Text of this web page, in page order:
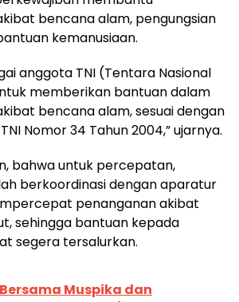
bencana alam, pengungsian
kemanusiaan.
anggota TNI (Tentara Nasional
memberikan bantuan dalam
bencana alam, sesuai dengan
Nomor 34 Tahun 2004,” ujarnya.
bahwa untuk percepatan,
berkoordinasi dengan aparatur
penanganan akibat
sehingga bantuan kepada
segera tersalurkan.
Bersama Muspika dan